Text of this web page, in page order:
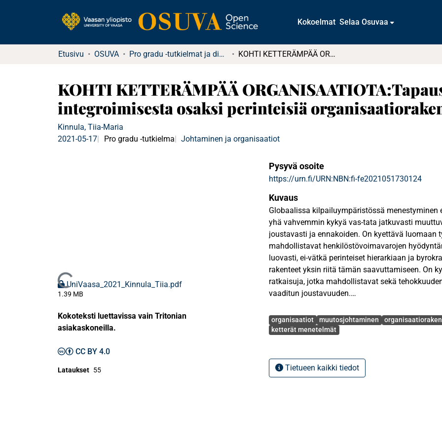
Kokoelmat Selaa Osuvaa
Etusivu OSUVA Pro gradu -tutkielmat ja diplomityöt (rajattu saatavuus) KOHTI KETTERÄMPÄÄ ORGANISAATIOTA:Tapaustutkimus agilen integroimisesta osaksi perinteisiä organisaatiorakenteita
KOHTI KETTERÄMPÄÄ
integroimisesta osaksi perinteisiä
Kinnula, Tiia-Maria
2021-05-17
Pro gradu -tutkielma Johtaminen ja organisaatiot
Ladataan...UniVaasa_2021_Kinnula_Tiia.pdf
1.39 MB
Kokoteksti luettavissa vain Tritonian
asiakaskoneilla.
CC BY 4.0
Lataukset 55
Pysyvä osoite
https://urn.fi/URN:NBN:fi-fe2021051730124
Kuvaus
Globaalissa kilpailuympäristössä menestyminen
yhä vahvemmin kykyä vas-tata jatkuvasti
joustavasti ja ennakoiden. On kyettävä luomaan työskente-lymalleja, jotka
mahdollistavat henkilöstövoimavarojen
luovasti, ei-vätkä perinteiset hierarkiaan ja
rakenteet yksin riitä tämän saavuttamiseen. On
ratkaisuja, jotka mahdollistavat sekä
vaaditun joustavuuden.
Tutkielman kohdeorganisaatio onkin ryhtynyt
tarpeisiin. Agilea ja ketteryyttä käytetään tässä
synonyymeinä ja sa-teenvarjoterminä erilaisten
Avainsanat
organisaatiot muutosjohtaminen
ketterät menetelmät
Tietueen kaikki tiedot